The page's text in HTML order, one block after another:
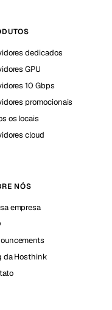
dedicados
GPU
10 Gbps
promocionais
os locais
cloud
NÓS
empresa
da Hosthink